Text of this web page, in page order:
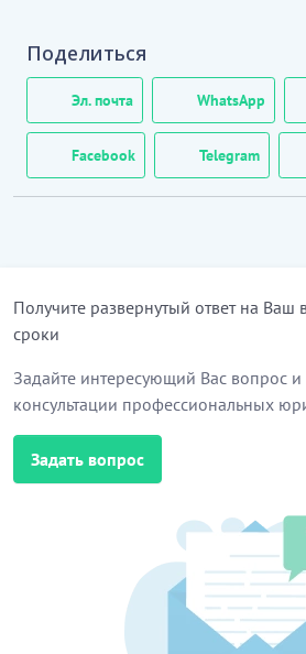
Поделиться
Эл. почта WhatsApp
Facebook Telegram
Получите развернутый ответ на Ваш
сроки
Задайте интересующий Вас вопрос и
консультации профессиональных
Задать вопрос